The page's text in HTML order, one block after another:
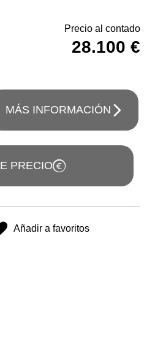
Precio al contado
28.100 €
MÁS INFORMACIÓN
PRECIO
Añadir a favoritos